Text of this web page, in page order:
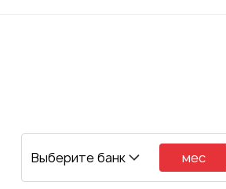
Выберите банк мес